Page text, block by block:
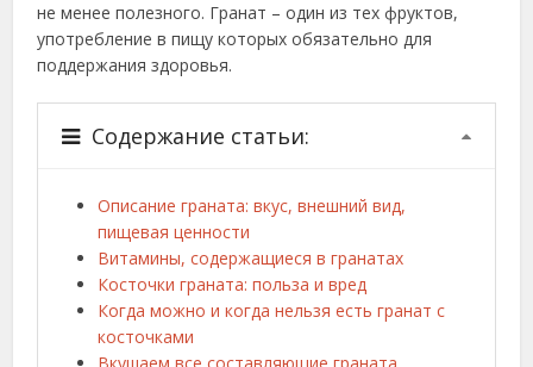
не менее полезного. Гранат – один из тех фруктов,
употребление в пищу которых обязательно для
поддержания здоровья.
Содержание статьи:
Описание граната: вкус, внешний вид,
пищевая ценности
Витамины, содержащиеся в гранатах
Косточки граната: польза и вред
Когда можно и когда нельзя есть гранат с
косточками